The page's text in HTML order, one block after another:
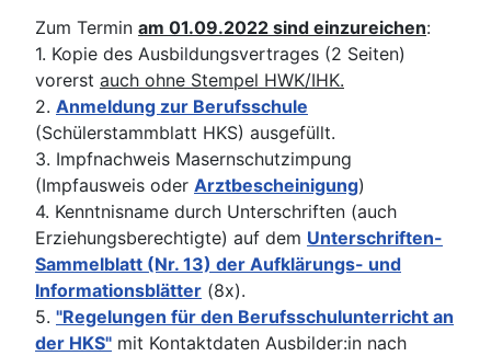
Zum Termin am 01.09.2022 sind einzureichen:
1. Kopie des Ausbildungsvertrages (2 Seiten)
vorerst auch ohne Stempel HWK/IHK.
2. Anmeldung zur Berufsschule
(Schülerstammblatt HKS) ausgefüllt.
3. Impfnachweis Masernschutzimpung
(Impfausweis oder Arztbescheinigung)
4. Kenntnisname durch Unterschriften (auch
Erziehungsberechtigte) auf dem Unterschriften-
Sammelblatt (Nr. 13) der Aufklärungs- und
Informationsblätter (8x).
5. "Regelungen für den Berufsschulunterricht an
der HKS" mit Kontaktdaten Ausbilder:in nach